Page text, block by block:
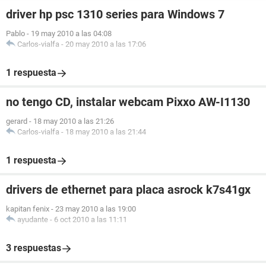
Propiedades del Sistema:
Fabricante PCCHIPS
Producto A13G
Tipo de arranque Botón marcha/parada
[ Placa base ]
Propiedades de la Placa Base:
Fabricante PCCHIPS
driver hp psc 1310 series para Windows 7
Pablo - 19 may 2010 a las 04:08
Carlos-vialfa - 20 may 2010 a las 17:06
1 respuesta
no tengo CD, instalar webcam Pixxo AW-I1130
gerard - 18 may 2010 a las 21:26
Carlos-vialfa - 18 may 2010 a las 21:44
1 respuesta
drivers de ethernet para placa asrock k7s41gx
kapitan fenix - 23 may 2010 a las 19:00
ayudante - 6 oct 2010 a las 11:11
3 respuestas